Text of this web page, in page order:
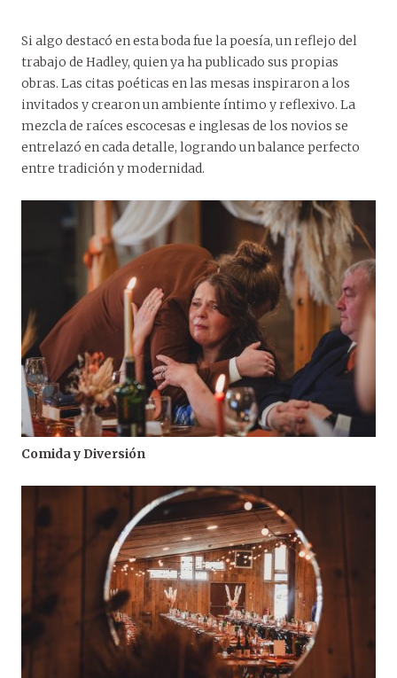
Si algo destacó en esta boda fue la poesía, un reflejo del
trabajo de Hadley, quien ya ha publicado sus propias
obras. Las citas poéticas en las mesas inspiraron a los
invitados y crearon un ambiente íntimo y reflexivo. La
mezcla de raíces escocesas e inglesas de los novios se
entrelazó en cada detalle, logrando un balance perfecto
entre tradición y modernidad.
Comida y Diversión